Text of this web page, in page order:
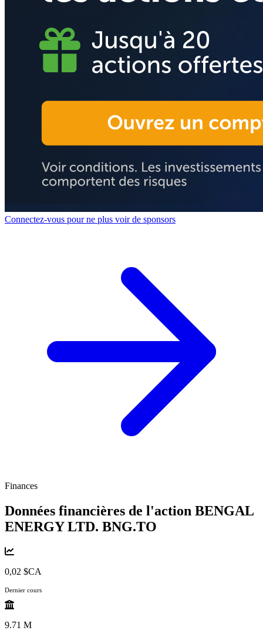
Connectez-vous pour ne plus voir de sponsors
Finances
Données financières de l'action BENGAL
ENERGY LTD. BNG.TO
0,02 $CA
Dernier cours
9.71 M